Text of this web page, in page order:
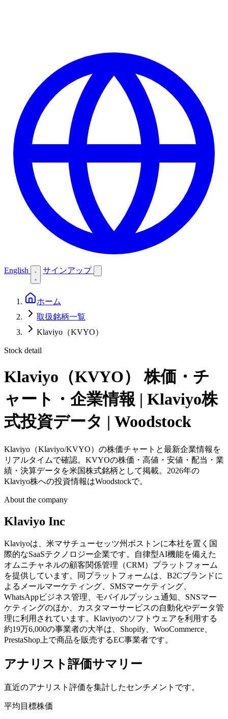
English サインアップ
ホーム
取扱銘柄一覧
Klaviyo（KVYO）
Stock detail
Klaviyo（KVYO）
株価・チ
ャート・企業情報 | Klaviyo株
式投資データ | Woodstock
Klaviyo（Klaviyo/KVYO）の株価チャートと最新企業情報を
リアルタイムで確認。KVYOの株価・高値・安値・配当・業
績・決算データを米国株式銘柄として掲載。2026年の
Klaviyo株への投資情報はWoodstockで。
About the company
Klaviyo Inc
Klaviyoは、米マサチューセッツ州ボストンに本社を置く国
際的なSaaSテクノロジー企業です。自律型AI機能を備えた
オムニチャネルの顧客関係管理（CRM）プラットフォーム
を提供しています。同プラットフォームは、B2Cブランドに
よるメールマーケティング、SMSマーケティング、
WhatsAppビジネス管理、モバイルプッシュ通知、SNSマー
ケティングのほか、カスタマーサービスの自動化やデータ管
理に利用されています。Klaviyoのソフトウェアを利用する
約19万6,000の事業者の大半は、Shopify、WooCommerce、
PrestaShop上で商品を販売するEC事業者です。
アナリスト評価サマリー
直近のアナリスト評価を集計したセンチメントです。
平均目標株価